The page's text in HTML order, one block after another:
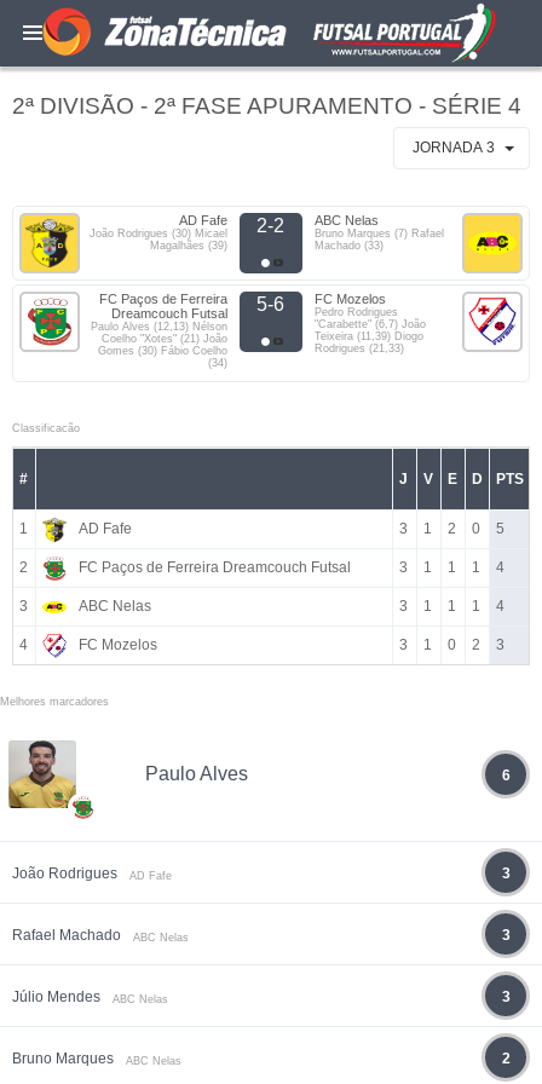
2ª DIVISÃO - 2ª FASE APURAMENTO - SÉRIE 4
JORNADA 3
AD Fafe
João Rodrigues (30) Micael
Magalhães (39)
2-2 ABC Nelas
Bruno Marques (7) Rafael
Machado (33)
FC Paços de Ferreira
Dreamcouch Futsal
Paulo Alves (12,13) Nélson
Coelho "Xotes" (21) João
Gomes (30) Fábio Coelho
(34)
5-6 FC Mozelos
Pedro Rodrigues
"Carabette" (6,7) João
Teixeira (11,39) Diogo
Rodrigues (21,33)
Classificacão
# J V E D PTS
1 AD Fafe 3 1 2 0 5
2 FC Paços de Ferreira Dreamcouch Futsal 3 1 1 1 4
3 ABC Nelas 3 1 1 1 4
4 FC Mozelos 3 1 0 2 3
Melhores marcadores
Paulo Alves 6
João Rodrigues AD Fafe 3
Rafael Machado ABC Nelas 3
Júlio Mendes ABC Nelas 3
Bruno Marques ABC Nelas 2